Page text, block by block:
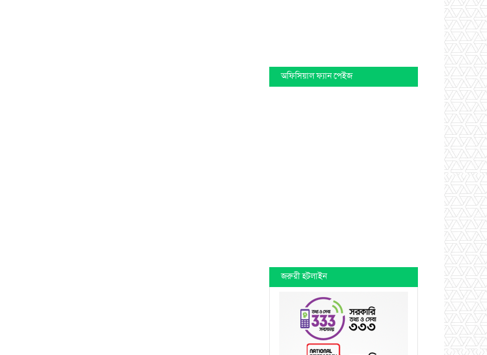
অফিসিয়াল ফ্যান পেইজ
জরুরী হটলাইন